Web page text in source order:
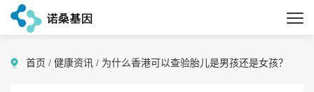
首页 / 健康资讯 / 为什么香港可以查验胎儿是男孩还是女孩？